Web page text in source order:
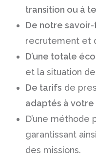
transition ou à
De notre
recrutement et
D’une totale
et la situation
De tarifs de
adaptés à
D’une
garantissant
des missions.